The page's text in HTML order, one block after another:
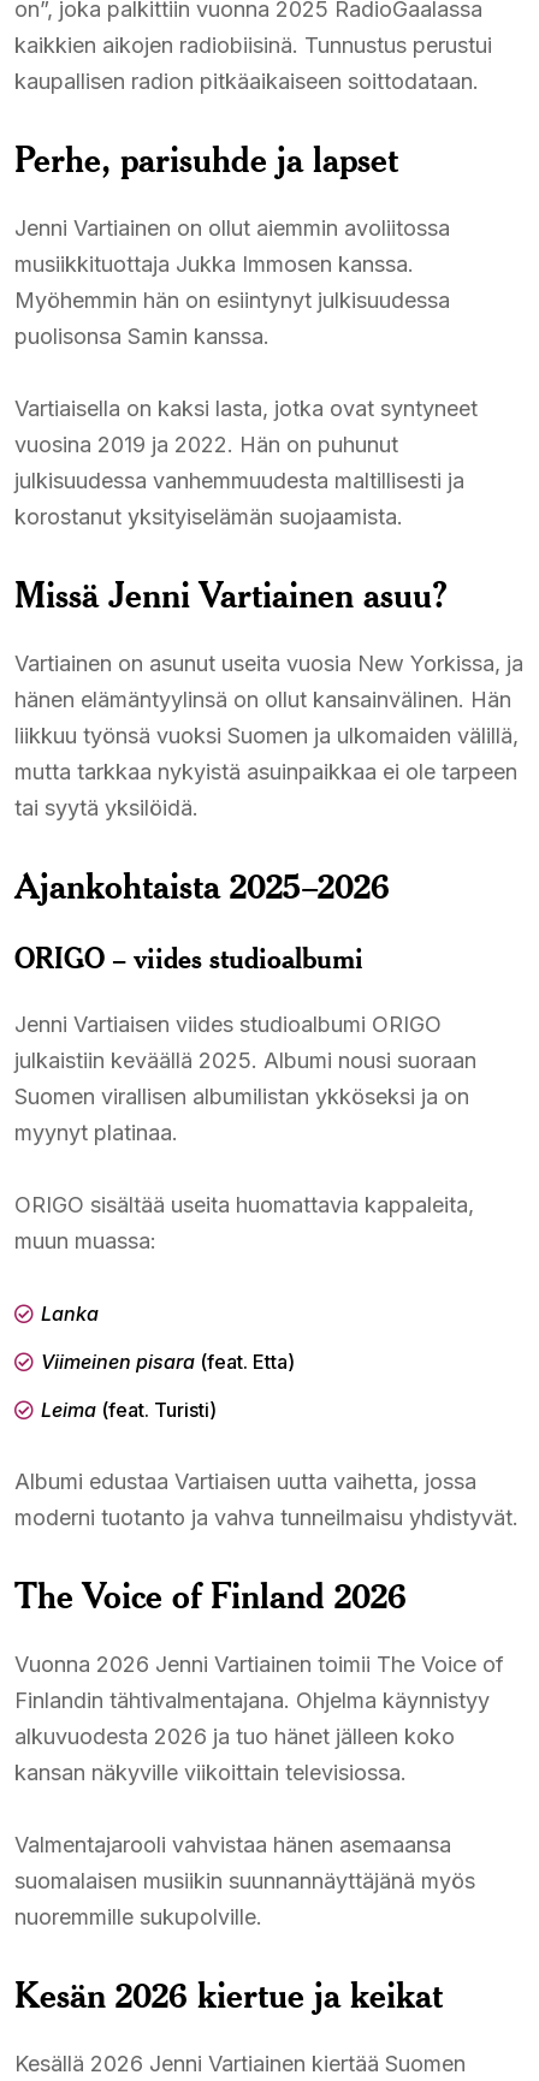
on”, joka palkittiin vuonna 2025 RadioGaalassa
kaikkien aikojen radiobiisinä. Tunnustus perustui
kaupallisen radion pitkäaikaiseen soittodataan.
Perhe, parisuhde ja lapset
Jenni Vartiainen on ollut aiemmin avoliitossa
musiikkituottaja Jukka Immosen kanssa.
Myöhemmin hän on esiintynyt julkisuudessa
puolisonsa Samin kanssa.
Vartiaisella on kaksi lasta, jotka ovat syntyneet
vuosina 2019 ja 2022. Hän on puhunut
julkisuudessa vanhemmuudesta maltillisesti ja
korostanut yksityiselämän suojaamista.
Missä Jenni Vartiainen asuu?
Vartiainen on asunut useita vuosia New Yorkissa, ja
hänen elämäntyylinsä on ollut kansainvälinen. Hän
liikkuu työnsä vuoksi Suomen ja ulkomaiden välillä,
mutta tarkkaa nykyistä asuinpaikkaa ei ole tarpeen
tai syytä yksilöidä.
Ajankohtaista 2025–2026
ORIGO – viides studioalbumi
Jenni Vartiaisen viides studioalbumi ORIGO
julkaistiin keväällä 2025. Albumi nousi suoraan
Suomen virallisen albumilistan ykköseksi ja on
myynyt platinaa.
ORIGO sisältää useita huomattavia kappaleita,
muun muassa:
Lanka
Viimeinen pisara (feat. Etta)
Leima (feat. Turisti)
Albumi edustaa Vartiaisen uutta vaihetta, jossa
moderni tuotanto ja vahva tunneilmaisu yhdistyvät.
The Voice of Finland 2026
Vuonna 2026 Jenni Vartiainen toimii The Voice of
Finlandin tähtivalmentajana. Ohjelma käynnistyy
alkuvuodesta 2026 ja tuo hänet jälleen koko
kansan näkyville viikoittain televisiossa.
Valmentajarooli vahvistaa hänen asemaansa
suomalaisen musiikin suunnannäyttäjänä myös
nuoremmille sukupolville.
Kesän 2026 kiertue ja keikat
Kesällä 2026 Jenni Vartiainen kiertää Suomen